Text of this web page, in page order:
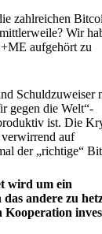
zahlreichen
Wir
aufgehört zu
Schuldzuweiser
gegen die Welt“-
ist. Die
auf
der „richtige“
wird um ein
andere zu
Kooperation